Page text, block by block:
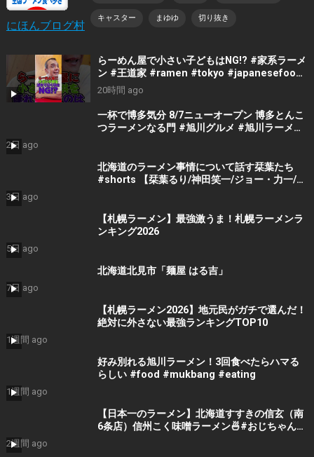
にほんブログ村
キャスター まゆゆ 切り抜き
らーめん屋で小さい子どもはNG!? #家系ラーメ
ン #王道家 #ramen #tokyo #japanesefood
#japan #noodles
20時間 ago
一杯で博多気分 8/7ニューオープン 博多とんこ
つラーメンなる門 #旭川グルメ #旭川ラーメン
2日 ago
北海道のラーメン事情について話す栞葉たち
#shorts 【栞葉るり/神田笑一/ジョー・力一/七
3日 ago
【札幌ラーメン】最強激うま！札幌ラーメンラ
ンキング2026
5日 ago
北海道北見市「麺屋 はる吉」
7日 ago
【札幌ラーメン2026】地元民がガチで選んだ！
絶対に外さない最強ランキングTOP10
1週間 ago
好み別れる旭川ラーメン！3回食べたらハマる
らしい #food #mukbang #eating
1週間 ago
【日本一のラーメン】北海道すすきの信玄（南
6条店）信州こく味噌ラーメン🍜#おじちゃんね
2週間 ago